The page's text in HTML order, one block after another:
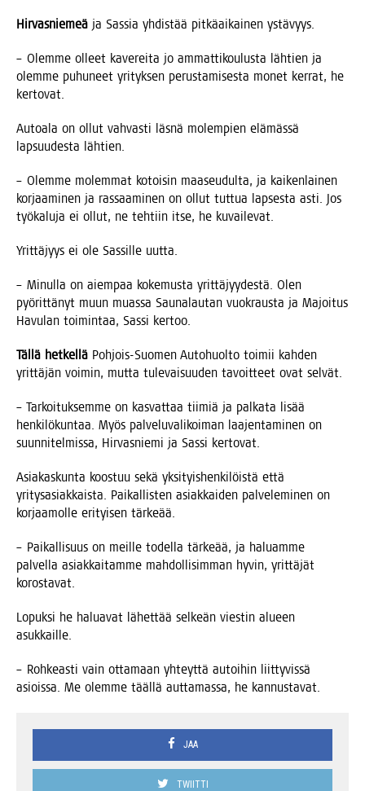
Hir­vas­nie­meä ja Sas­sia yhdis­tää pit­kä­ai­kai­nen ystävyys.
– Olem­me olleet kave­rei­ta jo ammat­ti­kou­lus­ta läh­tien ja
olem­me puhu­neet yri­tyk­sen perus­ta­mi­ses­ta monet ker­rat, he
kertovat.
Autoa­la on ollut vah­vas­ti läs­nä molem­pien elä­mäs­sä
lap­suu­des­ta lähtien.
– Olem­me molem­mat kotoi­sin maa­seu­dul­ta, ja kai­ken­lai­nen
kor­jaa­mi­nen ja ras­saa­mi­nen on ollut tut­tua lap­ses­ta asti. Jos
työ­ka­lu­ja ei ollut, ne teh­tiin itse, he kuvailevat.
Yrit­tä­jyys ei ole Sas­sil­le uutta.
– Minul­la on aiem­paa koke­mus­ta yrit­tä­jyy­des­tä. Olen
pyö­rit­tä­nyt muun muas­sa Sau­na­lau­tan vuo­kraus­ta ja Majoi­tus
Havu­lan toi­min­taa, Sas­si kertoo.
Täl­lä het­kel­lä Poh­jois-Suo­men Auto­huol­to toi­mii kah­den
yrit­tä­jän voi­min, mut­ta tule­vai­suu­den tavoit­teet ovat selvät.
– Tar­koi­tuk­sem­me on kas­vat­taa tii­miä ja pal­ka­ta lisää
hen­ki­lö­kun­taa. Myös pal­ve­lu­va­li­koi­man laa­jen­ta­mi­nen on
suun­ni­tel­mis­sa, Hir­vas­nie­mi ja Sas­si kertovat.
Asia­kas­kun­ta koos­tuu sekä yksi­tyis­hen­ki­löis­tä että
yri­tys­asiak­kais­ta. Pai­kal­lis­ten asiak­kai­den pal­ve­le­mi­nen on
kor­jaa­mol­le eri­tyi­sen tärkeää.
– Pai­kal­li­suus on meil­le todel­la tär­ke­ää, ja haluam­me
pal­vel­la asiak­kai­tam­me mah­dol­li­sim­man hyvin, yrit­tä­jät
korostavat.
Lopuk­si he halua­vat lähet­tää sel­keän vies­tin alu­een
asukkaille.
– Roh­keas­ti vain otta­maan yhteyt­tä autoi­hin liit­ty­vis­sä
asiois­sa. Me olem­me tääl­lä aut­ta­mas­sa, he kannustavat.
JAA
TWIITTI